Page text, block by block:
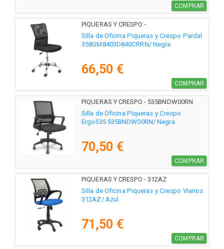
COMPRAR
PIQUERAS Y CRESPO -
358GM8403D840CRRN
Silla de Oficina Piqueras y Crespo Pardal
358GM8403D840CRRN/ Negra
66,50 €
COMPRAR
PIQUERAS Y CRESPO - 535BNDW00RN
Silla de Oficina Piqueras y Crespo
Ergo535 535BNDW00RN/ Negra
70,50 €
COMPRAR
PIQUERAS Y CRESPO - 312AZ
Silla de Oficina Piqueras y Crespo Vianos
312AZ/ Azul
71,50 €
COMPRAR